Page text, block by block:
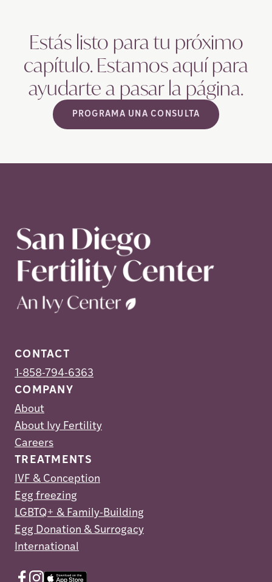
Estás listo para tu próximo
capítulo. Estamos aquí para
ayudarte a pasar la página.
PROGRAMA UNA CONSULTA
CONTACT
1-858-794-6363
COMPANY
About
About Ivy Fertility
Careers
TREATMENTS
IVF & Conception
Egg freezing
LGBTQ+ & Family-Building
Egg Donation & Surrogacy
International